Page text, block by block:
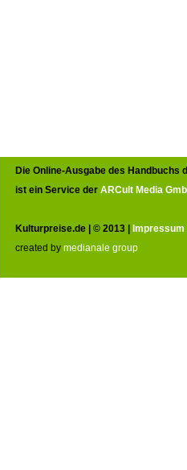
Die Online-Ausgabe des Handbuchs
ist ein Service der ARCult Media
Kulturpreise.de | © 2013 | Impressum
created by medianale group